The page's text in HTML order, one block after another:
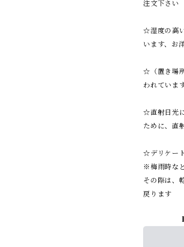
注文下さい
☆湿度の高
います、お
☆（置き場
われていま
☆直射日光
ために、直
☆デリケー
※梅雨時な
その際は、
戻ります